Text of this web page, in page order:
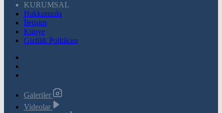
KURUMSAL
Hakkımızda
İletişim
Künye
Gizlilik Politikası
Galeriler
Videolar